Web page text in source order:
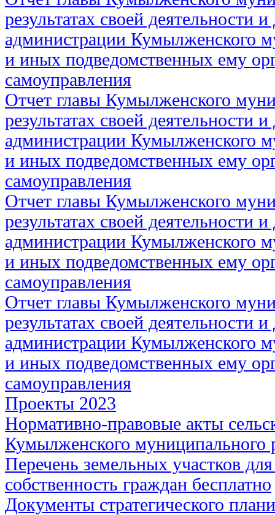
результатах своей деятельности
администрации Кумылженского
и иных подведомственных ему
самоуправления
Отчет главы Кумылженского
результатах своей деятельности
администрации Кумылженского
и иных подведомственных ему
самоуправления
Отчет главы Кумылженского
результатах своей деятельности
администрации Кумылженского
и иных подведомственных ему
самоуправления
Отчет главы Кумылженского
результатах своей деятельности
администрации Кумылженского
и иных подведомственных ему
самоуправления
Проекты 2023
Нормативно-правовые акты
Кумылженского муниципального
Перечень земельных участков
собственность граждан бесплатно
Документы стратегического